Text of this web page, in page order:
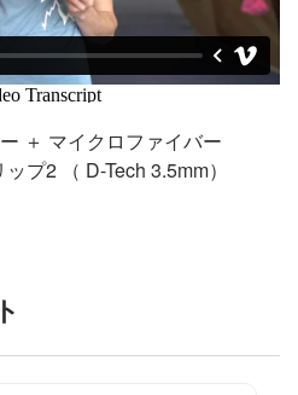
＋ マイクロファイバー
プ2 （ D-Tech 3.5mm）